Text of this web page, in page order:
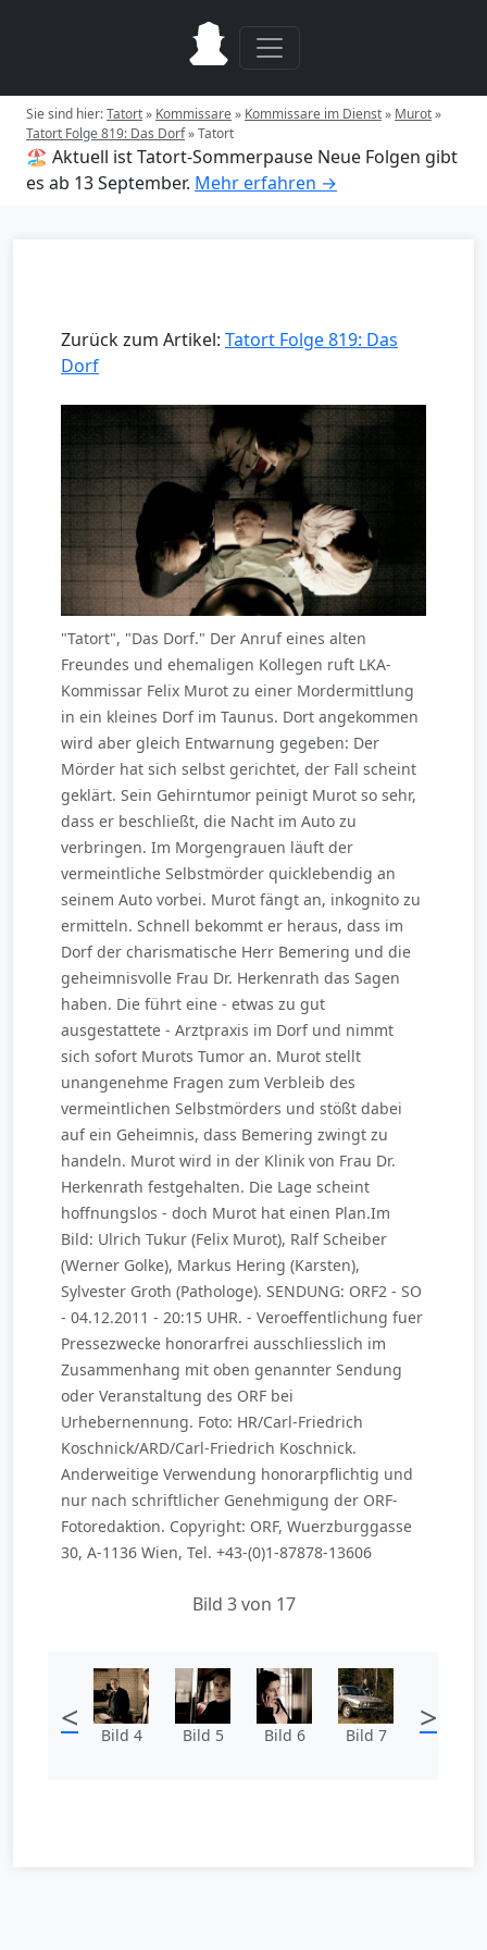
Sie sind hier:Tatort» Kommissare» Kommissare im Dienst» Murot»
Tatort Folge 819: Das Dorf»Tatort
🏖️ Aktuell ist Tatort-Sommerpause Neue Folgen gibt
es ab 13 September. Mehr erfahren →
Zurück zum Artikel: Tatort Folge 819: Das
Dorf
"Tatort", "Das Dorf." Der Anruf eines alten
Freundes und ehemaligen Kollegen ruft LKA-
Kommissar Felix Murot zu einer Mordermittlung
in ein kleines Dorf im Taunus. Dort angekommen
wird aber gleich Entwarnung gegeben: Der
Mörder hat sich selbst gerichtet, der Fall scheint
geklärt. Sein Gehirntumor peinigt Murot so sehr,
dass er beschließt, die Nacht im Auto zu
verbringen. Im Morgengrauen läuft der
vermeintliche Selbstmörder quicklebendig an
seinem Auto vorbei. Murot fängt an, inkognito zu
ermitteln. Schnell bekommt er heraus, dass im
Dorf der charismatische Herr Bemering und die
geheimnisvolle Frau Dr. Herkenrath das Sagen
haben. Die führt eine - etwas zu gut
ausgestattete - Arztpraxis im Dorf und nimmt
sich sofort Murots Tumor an. Murot stellt
unangenehme Fragen zum Verbleib des
vermeintlichen Selbstmörders und stößt dabei
auf ein Geheimnis, dass Bemering zwingt zu
handeln. Murot wird in der Klinik von Frau Dr.
Herkenrath festgehalten. Die Lage scheint
hoffnungslos - doch Murot hat einen Plan.Im
Bild: Ulrich Tukur (Felix Murot), Ralf Scheiber
(Werner Golke), Markus Hering (Karsten),
Sylvester Groth (Pathologe). SENDUNG: ORF2 - SO
- 04.12.2011 - 20:15 UHR. - Veroeffentlichung fuer
Pressezwecke honorarfrei ausschliesslich im
Zusammenhang mit oben genannter Sendung
oder Veranstaltung des ORF bei
Urhebernennung. Foto: HR/Carl-Friedrich
Koschnick/ARD/Carl-Friedrich Koschnick.
Anderweitige Verwendung honorarpflichtig und
nur nach schriftlicher Genehmigung der ORF-
Fotoredaktion. Copyright: ORF, Wuerzburggasse
30, A-1136 Wien, Tel. +43-(0)1-87878-13606
Bild 3 von 17
< Bild 4 Bild 5 Bild 6 Bild 7 >